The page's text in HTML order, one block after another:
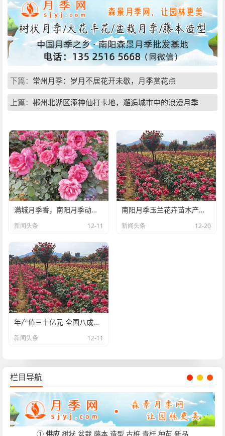
下篇： 常州月季：岁月不居花开未歇，月季赏花点
上篇： 郴州北湖区添神仙打卡地，邂逅城市中的浪漫月季
满城月季香，南阳月季动了花心思
新闻头条 12-11
南阳月季玉兰花卉苗木产业发展状况调查
新闻头条 12-20
年产值三十亿元 全国八成月季来自南阳
新闻头条 12-11
栏目导航
① 供应 树状 盆栽 藤本 造型 古桩 青杆 种苗 新品